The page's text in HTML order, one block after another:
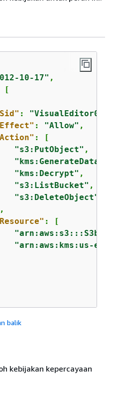
10-17" ,
[
: "VisualEditor0"
: "Allow" ,
: [
"s3:PutObject" ,
"kms:Decrypt" ,
"s3:ListBucket" ,
"s3:DeleteObject"
: [
"arn:aws:kms:us-
balik
kebijakan kepercayaan